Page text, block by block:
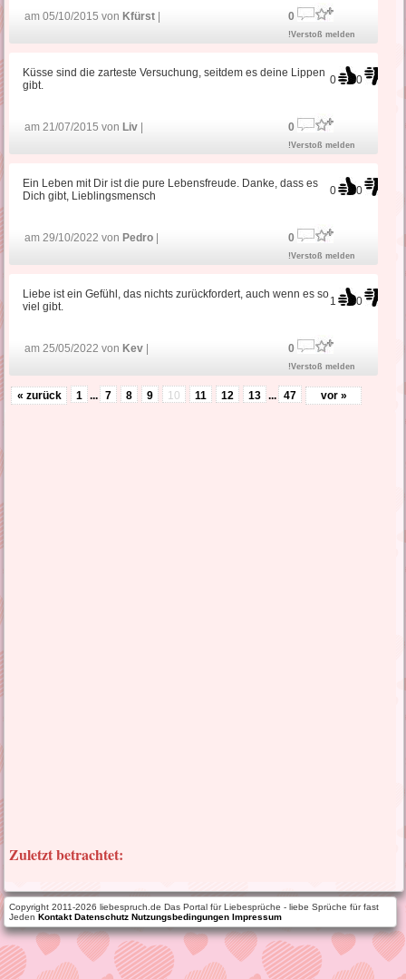
am 05/10/2015 von Kfürst 0
!Verstoß melden
0 0
Küsse sind die zarteste Versuchung, seitdem es deine Lippen
gibt.
am 21/07/2015 von Liv 0
!Verstoß melden
0 0
Ein Leben mit Dir ist die pure Lebensfreude. Danke, dass es
Dich gibt, Lieblingsmensch
am 29/10/2022 von Pedro 0
!Verstoß melden
1 0
Liebe ist ein Gefühl, das nichts zurückfordert, auch wenn es so
viel gibt.
am 25/05/2022 von Kev 0
!Verstoß melden
« zurück 1 ... 7 8 9 10 11 12 13 ... 47 vor »
Zuletzt betrachtet:
Copyright 2011-2026 liebespruch.de Das Portal für Liebesprüche - liebe Sprüche für fast
JedenKontakt Datenschutz Nutzungsbedingungen Impressum